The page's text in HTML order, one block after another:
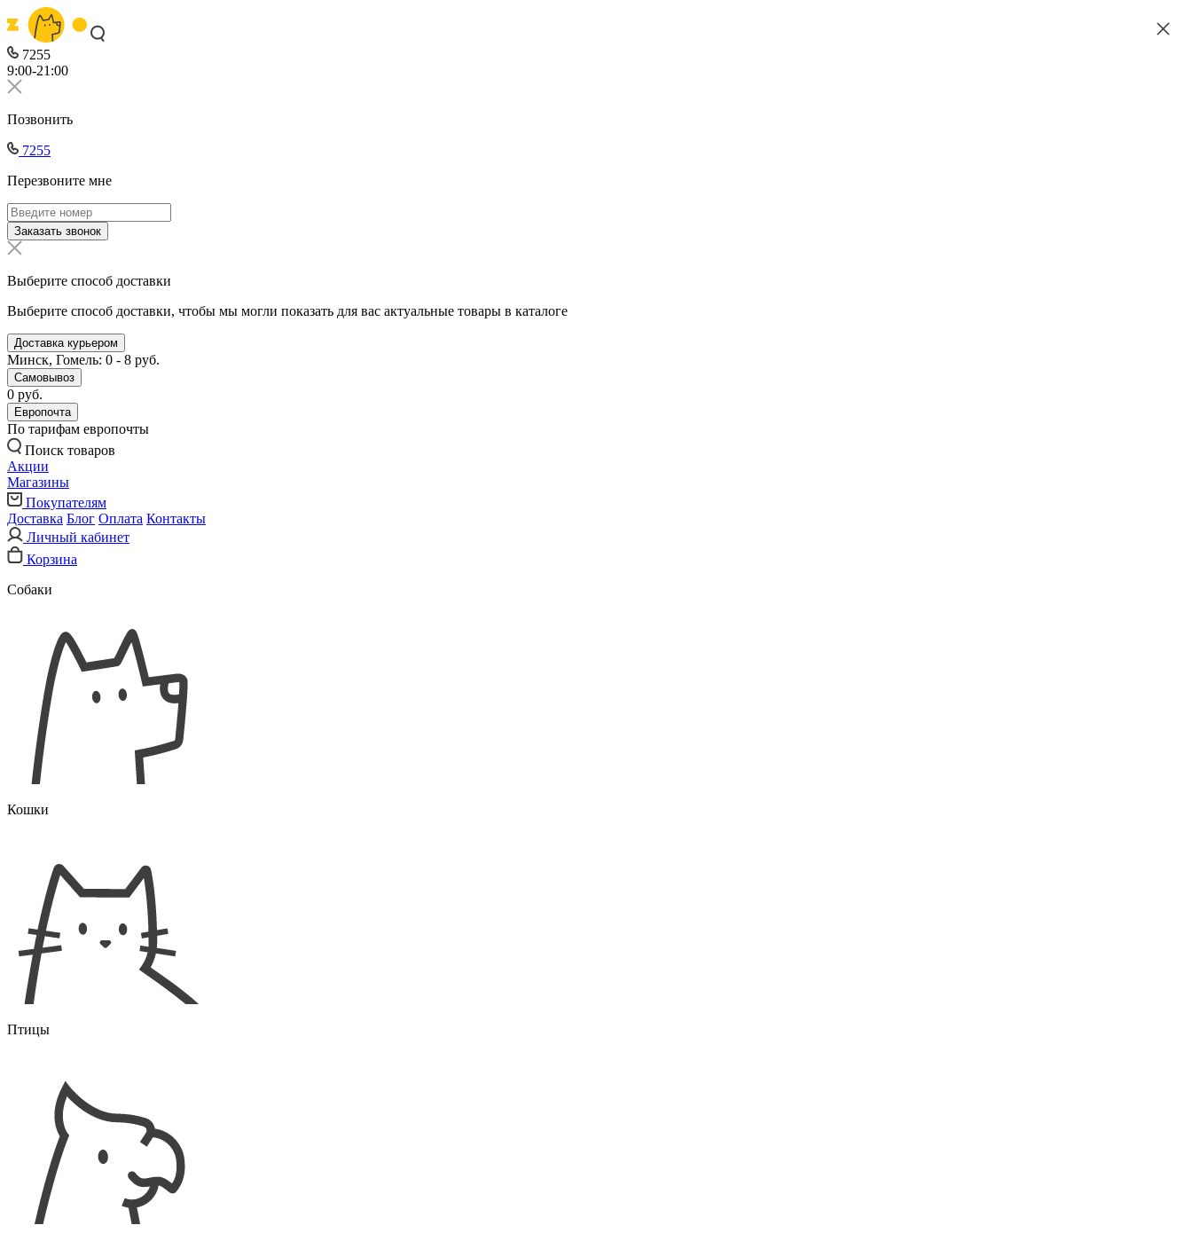
7255
9:00-21:00
Позвонить
7255
Перезвоните мне
Заказать звонок
Выберите способ доставки
Выберите способ доставки, чтобы мы могли показать для вас актуальные товары в каталоге
Доставка курьером
Минск, Гомель: 0 - 8 руб.
Самовывоз
0 руб.
Европочта
По тарифам европочты
Поиск товаров
Акции
Магазины
Покупателям
Доставка Блог Оплата Контакты
Личный кабинет
Корзина
Собаки
Кошки
Птицы